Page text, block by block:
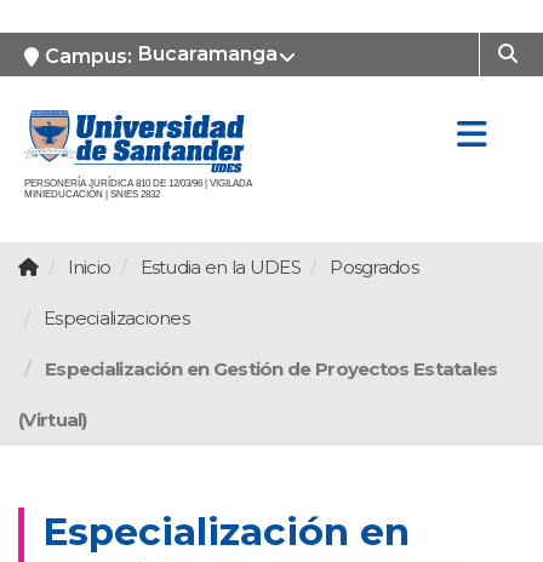
Campus: Bucaramanga
PERSONERÍA JURÍDICA 810 DE 12/03/96 | VIGILADA
MINIEDUCACIÓN | SNIES 2832
Inicio Estudia en la UDES Posgrados
Especializaciones
Especialización en Gestión de Proyectos Estatales
(Virtual)
Especialización en